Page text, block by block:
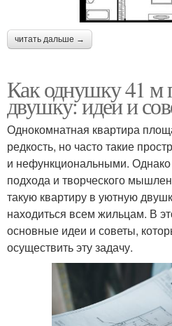
читать дальше →
Как однушку 41 м
двушку: идеи и
Однокомнатная квартира
редкость, но часто такие
и нефункциональными.
подхода и творческого
такую квартиру в уютную
находиться всем жильцам. В
основные идеи и советы,
осуществить эту задачу.